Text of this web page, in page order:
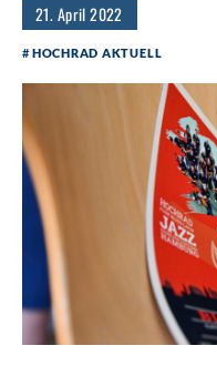
21. April 2022
HOCHRAD AKTUELL